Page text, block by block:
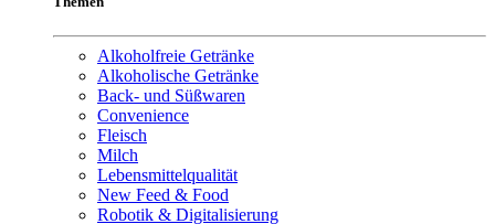
Alkoholfreie Getränke
Alkoholische Getränke
Back- und Süßwaren
Convenience
Fleisch
Milch
Lebensmittelqualität
New Feed & Food
Robotik & Digitalisierung